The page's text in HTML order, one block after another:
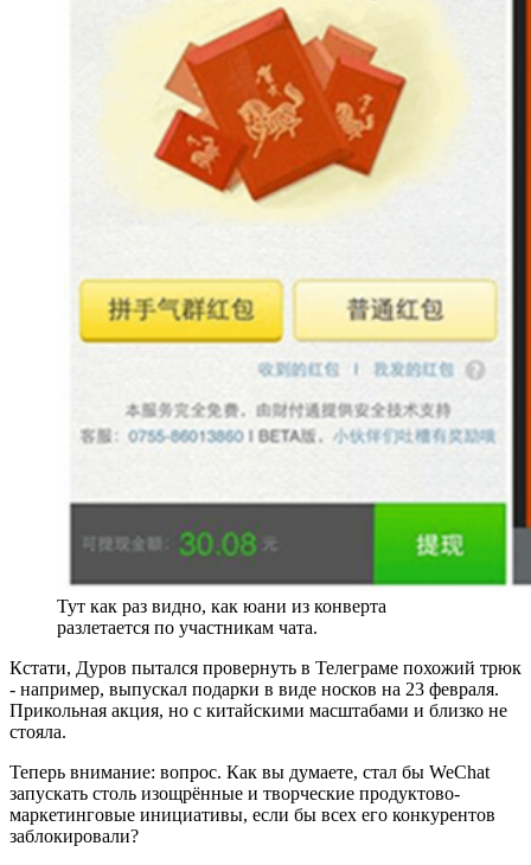
Тут как раз видно, как юани из конверта
разлетается по участникам чата.
Кстати, Дуров пытался провернуть в Телеграме похожий трюк
- например, выпускал подарки в виде носков на 23 февраля.
Прикольная акция, но с китайскими масштабами и близко не
стояла.
Теперь внимание: вопрос. Как вы думаете, стал бы WeChat
запускать столь изощрённые и творческие продуктово-
маркетинговые инициативы, если бы всех его конкурентов
заблокировали?